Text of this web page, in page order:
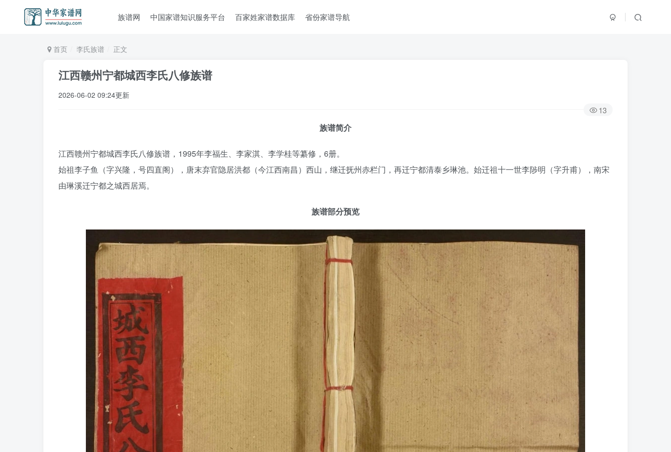
族谱网 中国家谱知识服务平台 百家姓家谱数据库 省份家谱导航
首页 李氏族谱 正文
江西赣州宁都城西李氏八修族谱
2026-06-02 09:24更新
13
族谱简介
江西赣州宁都城西李氏八修族谱，1995年李福生、李家淇、李学桂等纂修，6册。
始祖李子鱼（字兴隆，号四直阁），唐末弃官隐居洪都（今江西南昌）西山，继迁抚州赤栏门，再迁宁都清泰乡琳池。始迁祖十一世李陟明（字升甫），南宋
由琳溪迁宁都之城西居焉。
族谱部分预览